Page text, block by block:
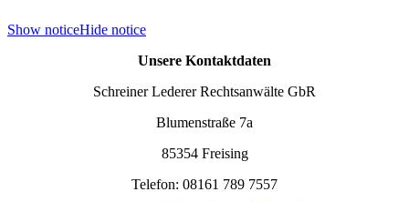
Show noticeHide notice
Unsere Kontaktdaten
Schreiner Lederer Rechtsanwälte GbR
Blumenstraße 7a
85354 Freising
Telefon: 08161 789 7557